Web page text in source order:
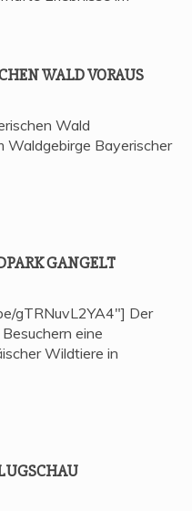
WALD VORAUS
Wald
Waldgebirge Bayerischer
GANGELT
gTRNuvL2YA4"] Der
eine
Wildtiere in